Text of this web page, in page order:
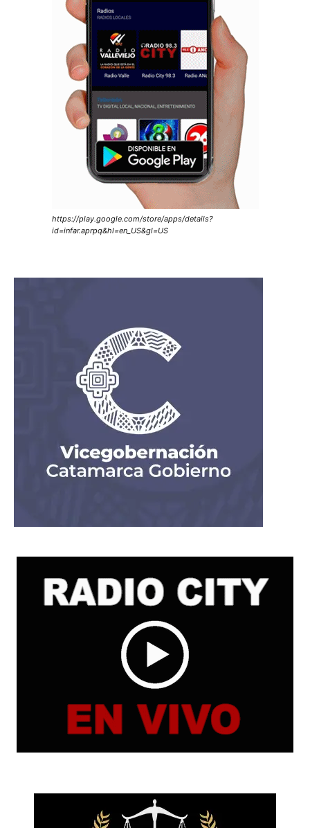
https://play.google.com/store/apps/details?
id=infar.aprpq&hl=en_US&gl=US